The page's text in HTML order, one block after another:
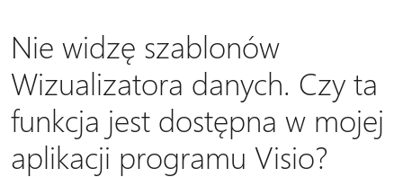
Nie widzę szablonów
Wizualizatora danych. Czy ta
funkcja jest dostępna w mojej
aplikacji programu Visio?